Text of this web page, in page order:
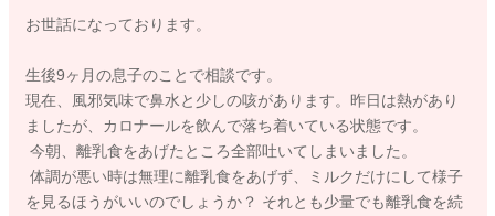
お世話になっております。
生後9ヶ月の息子のことで相談です。
現在、風邪気味で鼻水と少しの咳があります。昨日は熱があり
ましたが、カロナールを飲んで落ち着いている状態です。
今朝、離乳食をあげたところ全部吐いてしまいました。
体調が悪い時は無理に離乳食をあげず、ミルクだけにして様子
を見るほうがいいのでしょうか？ それとも少量でも離乳食を続